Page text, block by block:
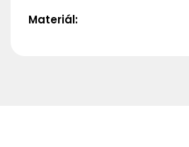
Materiál: